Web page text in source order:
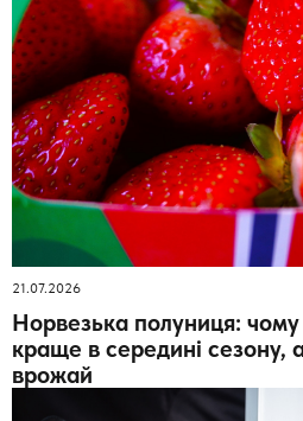
21.07.2026
Норвезька полуниця: чому
краще в середині сезону,
врожай